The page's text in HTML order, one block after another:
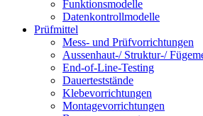
Funktionsmodelle
Datenkontrollmodelle
Prüfmittel
Mess- und Prüfvorrichtungen
Aussenhaut-/ Struktur-/
End-of-Line-Testing
Dauerteststände
Klebevorrichtungen
Montagevorrichtungen